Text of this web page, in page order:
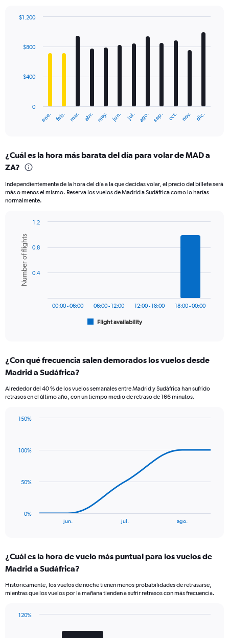
with
The
Range:
12
The
chart
axis
displaying
values.
Range:
ene. feb. mar. abr. may. jun. jul. ago. sep. oct. nov. dic.
0
$400
$800
$1.200
¿Cuál es la hora más barata del día para volar de MAD a
ZA?
Independientemente de la hora del día a la que decidas volar, el precio del billete será
más o menos el mismo. Reserva los vuelos de Madrid a Sudáfrica como lo harías
normalmente.
chart
with
bars.
The
Range:
6
The
chart
displaying
flights.
1.2.
Chart
graphic.
Number of flights
Flight availability
00:00 - 06:00 06:00 - 12:00 12:00 - 18:00 18:00 - 00:00
0.4
0.8
1.2
¿Con qué frecuencia salen demorados los vuelos desde
Madrid a Sudáfrica?
Alrededor del 40 % de los vuelos semanales entre Madrid y Sudáfrica han sufrido
retrasos en el último año, con un tiempo medio de retraso de 166 minutos.
categories.
Range:
categories.
The
has
jun. jul. ago.
0%
50%
100%
150%
¿Cuál es la hora de vuelo más puntual para los vuelos de
Madrid a Sudáfrica?
Históricamente, los vuelos de noche tienen menos probabilidades de retrasarse,
mientras que los vuelos por la mañana tienden a sufrir retrasos con más frecuencia.
120%